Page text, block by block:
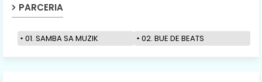
PARCERIA
01. SAMBA SA MUZIK 02. BUE DE BEATS